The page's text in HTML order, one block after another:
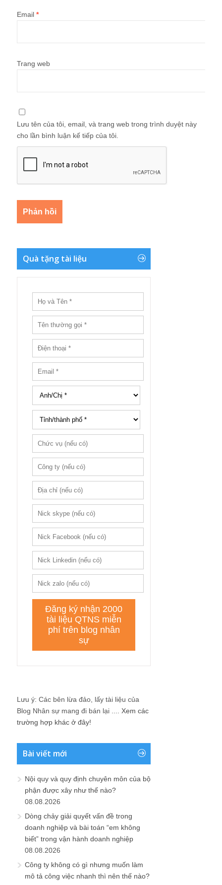
Email *
Trang web
Lưu tên của tôi, email, và trang web trong trình duyệt này
cho lần bình luận kế tiếp của tôi.
Quà tặng tài liệu
Lưu ý: Các bên lừa đảo, lấy tài liệu của
Blog Nhân sự mang đi bán lại .... Xem các
trường hợp khác ở đây!
Bài viết mới
Nội quy và quy định chuyên môn của bộ
phận được xây như thế nào?
08.08.2026
Dòng chảy giải quyết vấn đề trong
doanh nghiệp và bài toán “em không
biết” trong vận hành doanh nghiệp
08.08.2026
Công ty không có gì nhưng muốn làm
mô tả công việc nhanh thì nên thế nào?